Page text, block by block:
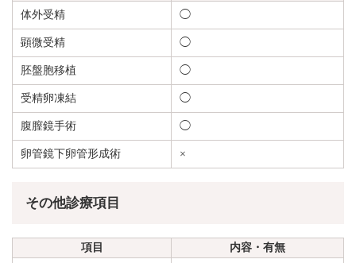
体外受精
◯
顕微受精 ◯
胚盤胞移植 ◯
受精卵凍結 ◯
腹膣鏡手術 ◯
卵管鏡下卵管形成術 ×
その他診療項目
項目
内容・有無